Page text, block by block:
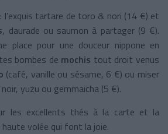
tartare de toro & nori (14 €) et
, daurade ou saumon à partager (9 €).
place pour une douceur nippone en
bombes de mochis tout droit venus
(café, vanille ou sésame, 6 €) ou miser
yuzu ou gemmaicha (5 €).
les excellents thés à la carte et la
haute volée qui font la joie.